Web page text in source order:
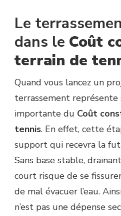
Le
dans le Coût
terrain de
Quand vous lancez un
terrassement
importante du Coût
tennis. En effet, cette
support qui recevra la
Sans base stable,
court risque de se
de mal évacuer l’eau.
n’est pas une dépense